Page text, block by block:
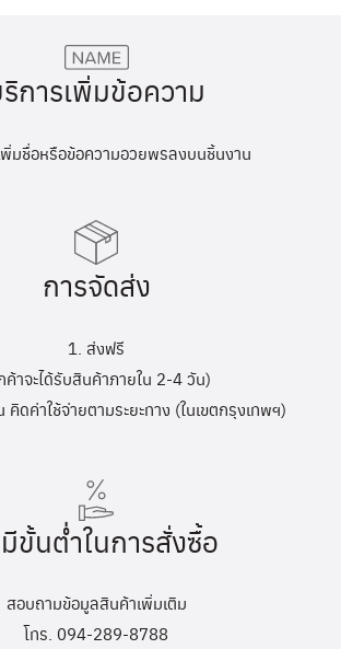
การเพิ่มข้อความ
พิ่มชื่อหรือข้อความอวยพรลงบนชิ้นงาน
การจัดส่ง
1. ส่งฟรี
ค้าจะได้รับสินค้าภายใน 2-4 วัน)
ดค่าใช้จ่ายตามระยะทาง (ในเขตกรุงเทพฯ)
ขั้นต่ำในการสั่งซื้อ
สอบถามข้อมูลสินค้าเพิ่มเติม
โทร. 094-289-8788